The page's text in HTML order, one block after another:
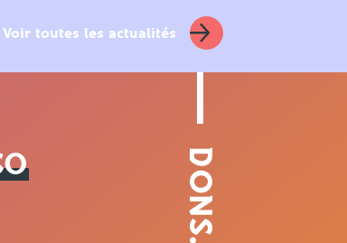
Voir toutes les actualités
DONS...